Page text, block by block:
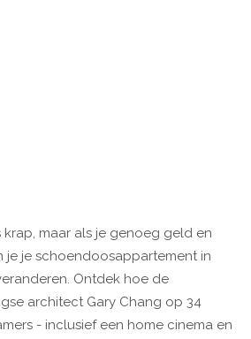
krap, maar als je genoeg geld en
je je schoendoosappartement in
Ontdek hoe de
architect Gary Chang op 34
- inclusief een home cinema en